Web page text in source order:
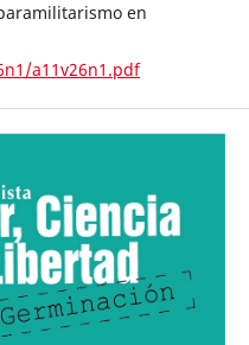
en
a11v26n1.pdf